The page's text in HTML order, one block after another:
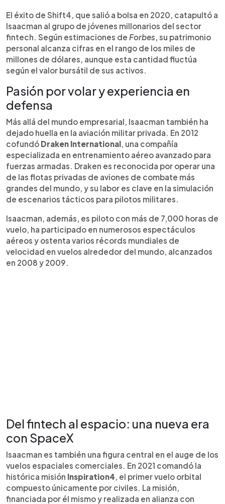
El éxito de Shift4, que salió a bolsa en 2020, catapultó a
Isaacman al grupo de jóvenes millonarios del sector
fintech. Según estimaciones de Forbes , su patrimonio
personal alcanza cifras en el rango de los miles de
millones de dólares, aunque esta cantidad fluctúa
según el valor bursátil de sus activos.
Pasión por volar y experiencia en
defensa
Más allá del mundo empresarial, Isaacman también ha
dejado huella en la aviación militar privada. En 2012
cofundó Draken International , una compañía
especializada en entrenamiento aéreo avanzado para
fuerzas armadas. Draken es reconocida por operar una
de las flotas privadas de aviones de combate más
grandes del mundo, y su labor es clave en la simulación
de escenarios tácticos para pilotos militares.
Isaacman, además, es piloto con más de 7,000 horas de
vuelo, ha participado en numerosos espectáculos
aéreos y ostenta varios récords mundiales de
velocidad en vuelos alrededor del mundo, alcanzados
en 2008 y 2009.
Del fintech al espacio: una nueva era
con SpaceX
Isaacman es también una figura central en el auge de los
vuelos espaciales comerciales. En 2021 comandó la
histórica misión Inspiration4 , el primer vuelo orbital
compuesto únicamente por civiles. La misión,
financiada por él mismo y realizada en alianza con